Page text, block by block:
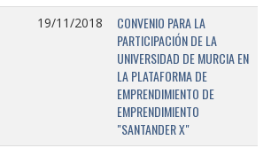
19/11/2018
CONVENIO PARA LA
PARTICIPACIÓN DE LA
UNIVERSIDAD DE MURCIA EN
LA PLATAFORMA DE
EMPRENDIMIENTO DE
EMPRENDIMIENTO
"SANTANDER X"